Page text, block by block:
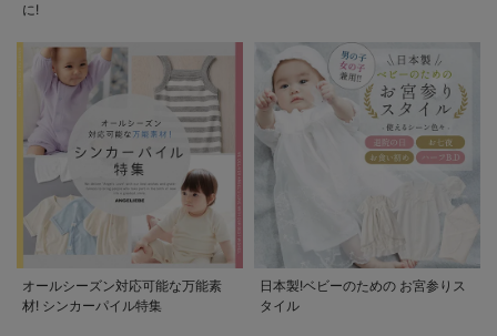
に!
オールシーズン対応可能な万能素
材! シンカーパイル特集
日本製!ベビーのための お宮参りス
タイル